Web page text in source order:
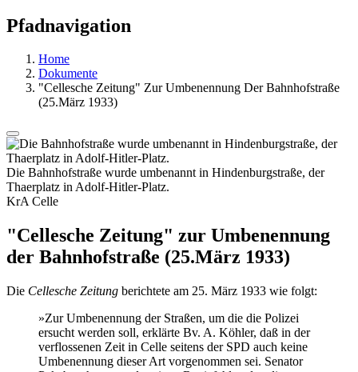
Pfadnavigation
Home
Dokumente
"Cellesche Zeitung" Zur Umbenennung Der Bahnhofstraße
(25.März 1933)
Die Bahnhofstraße wurde umbenannt in Hindenburgstraße, der
Thaerplatz in Adolf-Hitler-Platz.
KrA Celle
"Cellesche Zeitung" zur Umbenennung
der Bahnhofstraße (25.März 1933)
Die Cellesche Zeitung berichtete am 25. März 1933 wie folgt:
»Zur Umbenennung der Straßen, um die die Polizei
ersucht werden soll, erklärte Bv. A. Köhler, daß in der
verflossenen Zeit in Celle seitens der SPD auch keine
Umbenennung dieser Art vorgenommen sei. Senator